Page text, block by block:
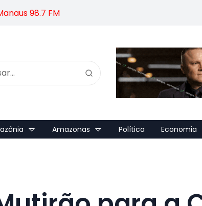
98.7 FM
Amazonas Política Economia